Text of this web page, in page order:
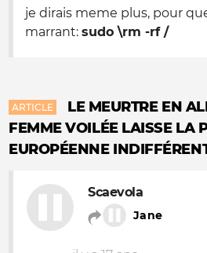
je dirais meme plus, pour
marrant: sudo \rm -rf /
ARTICLE
LE MEURTRE EN
FEMME VOILÉE LAISSE LA
EUROPÉENNE
Scaevola
Jane